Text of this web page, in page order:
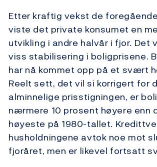
Etter kraftig vekst de
viste det private konsumet en
utvikling i andre halvår i fjor. Det
viss stabilisering i boligprisene.
har nå kommet opp på et svært
Reelt sett, det vil si korrigert for
alminnelige prisstigningen, er
nærmere 10 prosent høyere enn
høyeste på 1980-tallet.
husholdningene avtok noe mot
fjoråret, men er likevel fortsatt